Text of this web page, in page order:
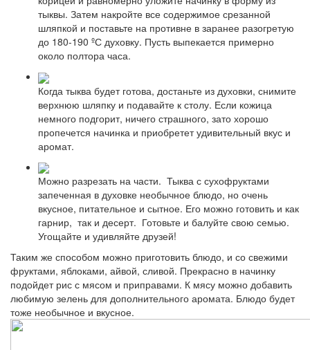
тыквы. Затем накройте все содержимое срезанной
шляпкой и поставьте на противне в заранее разогретую
до 180-190 ºС духовку. Пусть выпекается примерно
около полтора часа.
Когда тыква будет готова, достаньте из духовки, снимите
верхнюю шляпку и подавайте к столу. Если кожица
немного подгорит, ничего страшного, зато хорошо
пропечется начинка и приобретет удивительный вкус и
аромат.
Можно разрезать на части. Тыква с сухофруктами
запеченная в духовке необычное блюдо, но очень
вкусное, питательное и сытное. Его можно готовить и как
гарнир, так и десерт. Готовьте и балуйте свою семью.
Угощайте и удивляйте друзей!
Таким же способом можно приготовить блюдо, и со свежими
фруктами, яблоками, айвой, сливой. Прекрасно в начинку
подойдет рис с мясом и приправами. К мясу можно добавить
любимую зелень для дополнительного аромата. Блюдо будет
тоже необычное и вкусное.